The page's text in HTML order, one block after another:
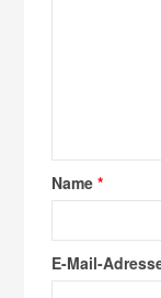
Name*
E-Mail-